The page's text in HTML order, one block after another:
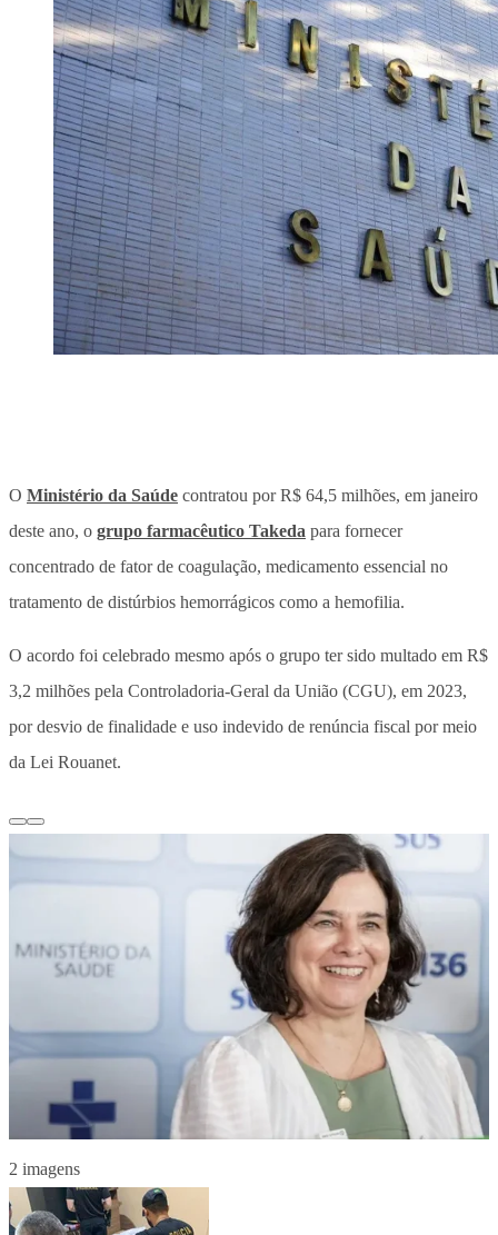
O Ministério da Saúde contratou por R$ 64,5 milhões, em janeiro
deste ano, o grupo farmacêutico Takeda para fornecer
concentrado de fator de coagulação, medicamento essencial no
tratamento de distúrbios hemorrágicos como a hemofilia.
O acordo foi celebrado mesmo após o grupo ter sido multado em R$
3,2 milhões pela Controladoria-Geral da União (CGU), em 2023,
por desvio de finalidade e uso indevido de renúncia fiscal por meio
da Lei Rouanet.
2 imagens